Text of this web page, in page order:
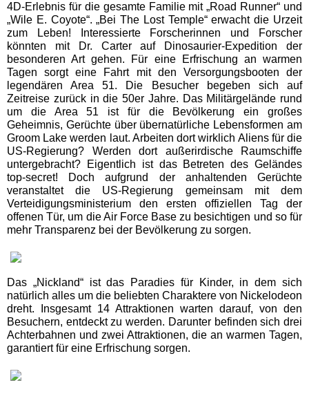
Traumland auf der
Bärenhöhle
Bayern Freizeitparks
Allgäu Skyline Park
Bayern-Park
EDELWIES
Freizeit-Land Geiselwind
LEGOLAND Deutschland
Rodelbahn St. Englmar
4D-Erlebnis für die gesamte Familie mit „Road Runner“ und
„Wile E. Coyote“. „Bei The Lost Temple“ erwacht die Urzeit
zum Leben! Interessierte Forscherinnen und Forscher
könnten mit Dr. Carter auf Dinosaurier-Expedition der
besonderen Art gehen. Für eine Erfrischung an warmen
Tagen sorgt eine Fahrt mit den Versorgungsbooten der
legendären Area 51. Die Besucher begeben sich auf
Zeitreise zurück in die 50er Jahre. Das Militärgelände rund
um die Area 51 ist für die Bevölkerung ein großes
Geheimnis, Gerüchte über übernatürliche Lebensformen am
Groom Lake werden laut. Arbeiten dort wirklich Aliens für die
US-Regierung? Werden dort außerirdische Raumschiffe
untergebracht? Eigentlich ist das Betreten des Geländes
top-secret! Doch aufgrund der anhaltenden Gerüchte
veranstaltet die US-Regierung gemeinsam mit dem
Verteidigungsministerium den ersten offiziellen Tag der
offenen Tür, um die Air Force Base zu besichtigen und so für
mehr Transparenz bei der Bevölkerung zu sorgen.
Das „Nickland“ ist das Paradies für Kinder, in dem sich
natürlich alles um die beliebten Charaktere von Nickelodeon
dreht. Insgesamt 14 Attraktionen warten darauf, von den
Besuchern, entdeckt zu werden. Darunter befinden sich drei
Achterbahnen und zwei Attraktionen, die an warmen Tagen,
garantiert für eine Erfrischung sorgen.